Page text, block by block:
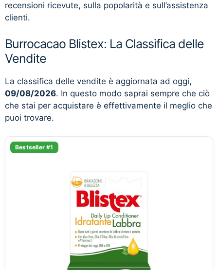
recensioni ricevute, sulla popolarità e sull’assistenza
clienti.
Burrocacao Blistex: La Classifica delle
Vendite
La classifica delle vendite è aggiornata ad oggi,
09/08/2026. In questo modo saprai sempre che ciò
che stai per acquistare è effettivamente il meglio che
puoi trovare.
Bestseller #1